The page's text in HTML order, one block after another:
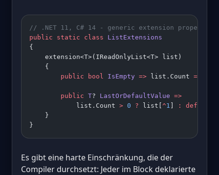
// .NET 11, C# 14 - generic extension properties
public static class ListExtensions
{
    extension<T>(IReadOnlyList<T> list)
    {
        public
bool IsEmpty => list.Count ==
        public
T? LastOrDefaultValue =>
            list.Count
> 0 ? list[ ^1 : default
    }
}
Es gibt eine harte Einschränkung, die der
Compiler durchsetzt: Jeder im Block deklarierte